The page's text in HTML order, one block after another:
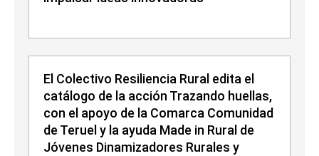
El Colectivo Resiliencia Rural edita el
catálogo de la acción Trazando huellas,
con el apoyo de la Comarca Comunidad
de Teruel y la ayuda Made in Rural de
Jóvenes Dinamizadores Rurales y